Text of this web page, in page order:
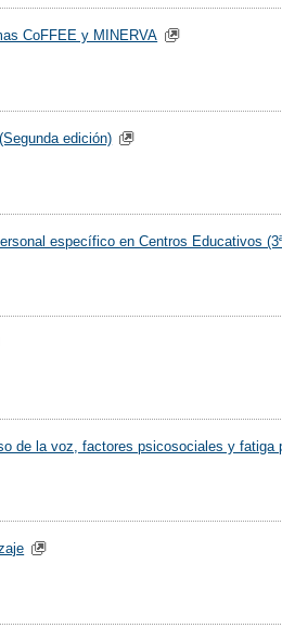
CoFFEE y MINERVA
edición)
específico en Centros Educativos
de la voz, factores psicosociales y fatiga